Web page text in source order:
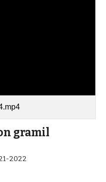
gramil
2022